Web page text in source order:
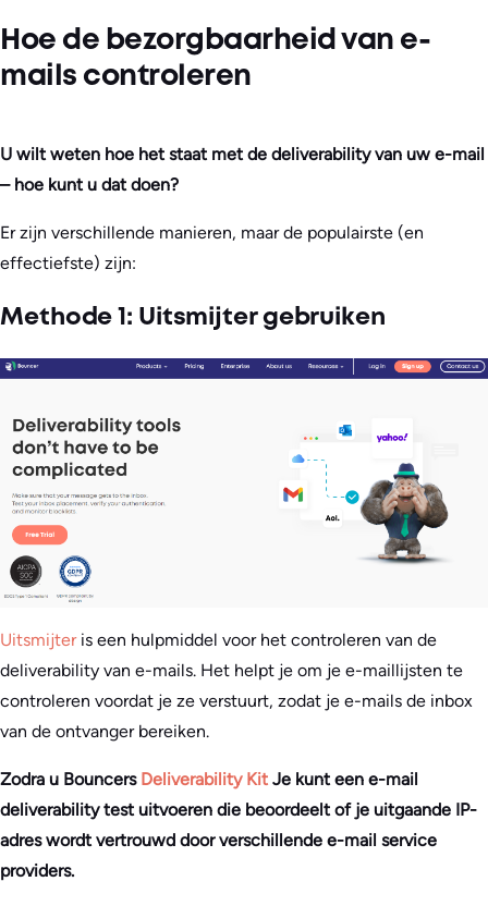
Hoe de bezorgbaarheid van e-
mails controleren
U wilt weten hoe het staat met de deliverability van uw e-mail
– hoe kunt u dat doen?
Er zijn verschillende manieren, maar de populairste (en
effectiefste) zijn:
Methode 1: Uitsmijter gebruiken
Uitsmijter is een hulpmiddel voor het controleren van de
deliverability van e-mails. Het helpt je om je e-maillijsten te
controleren voordat je ze verstuurt, zodat je e-mails de inbox
van de ontvanger bereiken.
Zodra u Bouncers Deliverability Kit Je kunt een e-mail
deliverability test uitvoeren die beoordeelt of je uitgaande IP-
adres wordt vertrouwd door verschillende e-mail service
providers.